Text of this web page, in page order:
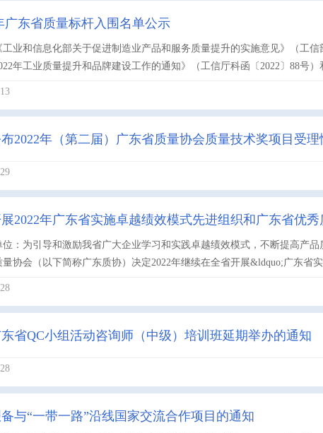
广东省质量标杆入围名单公示
工业和信息化部关于促进制造业产品和服务质量提升的实施意见》（工
年工业质量提升和品牌建设工作的通知》（工信厅科函〔2022〕88号
2022年（第二届）广东省质量协会质量技术奖项目受
2022年广东省实施卓越绩效模式先进组织和广东省优
位：为引导和激励我省广大企业学习和实践卓越绩效模式，不断提高产
量协会（以下简称广东质协）决定2022年继续在全省开展&ldquo;广东省
省QC小组活动咨询师（中级）培训班延期举办的通知
与“一带一路”沿线国家交流合作项目的通知